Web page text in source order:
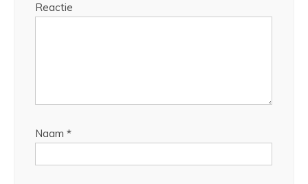
Reactie
Naam *